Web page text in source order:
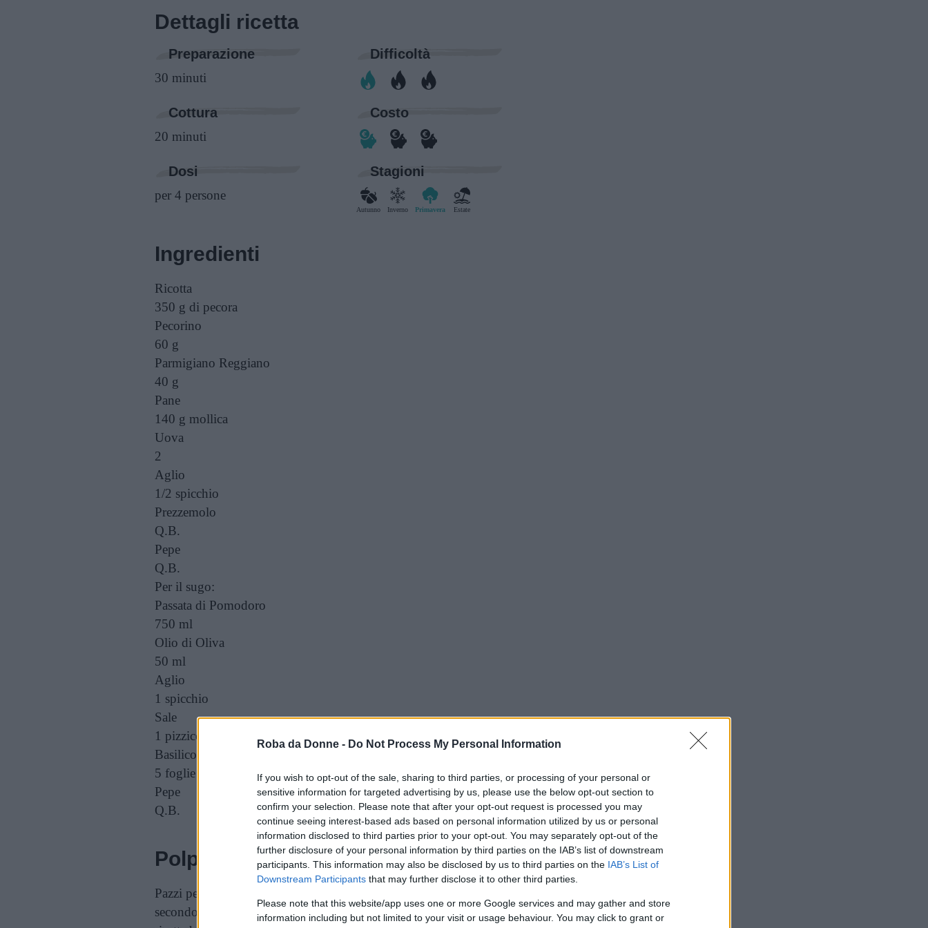
Roba da Donne - Do Not Process My Personal Information
If you wish to opt-out of the sale, sharing to third parties, or processing of your personal or
sensitive information for targeted advertising by us, please use the below opt-out section to
confirm your selection. Please note that after your opt-out request is processed you may
continue seeing interest-based ads based on personal information utilized by us or personal
information disclosed to third parties prior to your opt-out. You may separately opt-out of the
further disclosure of your personal information by third parties on the IAB’s list of downstream
participants. This information may also be disclosed by us to third parties on the IAB’s List of
Downstream Participants that may further disclose it to other third parties.
Please note that this website/app uses one or more Google services and may gather and store
information including but not limited to your visit or usage behaviour. You may click to grant or
Dettagli ricetta
Preparazione
30 minuti
Difficoltà
Cottura
20 minuti
Costo
Dosi
per 4 persone
Stagioni
Autunno Inverno Primavera Estate
Ingredienti
Ricotta
350 g di pecora
Pecorino
60 g
Parmigiano Reggiano
40 g
Pane
140 g mollica
Uova
2
Aglio
1/2 spicchio
Prezzemolo
Q.B.
Pepe
Q.B.
Per il sugo:
Passata di Pomodoro
750 ml
Olio di Oliva
50 ml
Aglio
1 spicchio
Sale
1 pizzico
Basilico
5 foglie
Pepe
Q.B.
Polpette di ricotta
Pazzi per le polpette? Oggi vogliamo proporvi le
secondo piatto molto semplice da preparare, che farà felici proprio tutti. La